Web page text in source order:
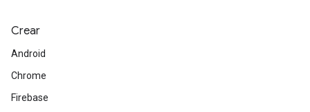
Crear
Android
Chrome
Firebase